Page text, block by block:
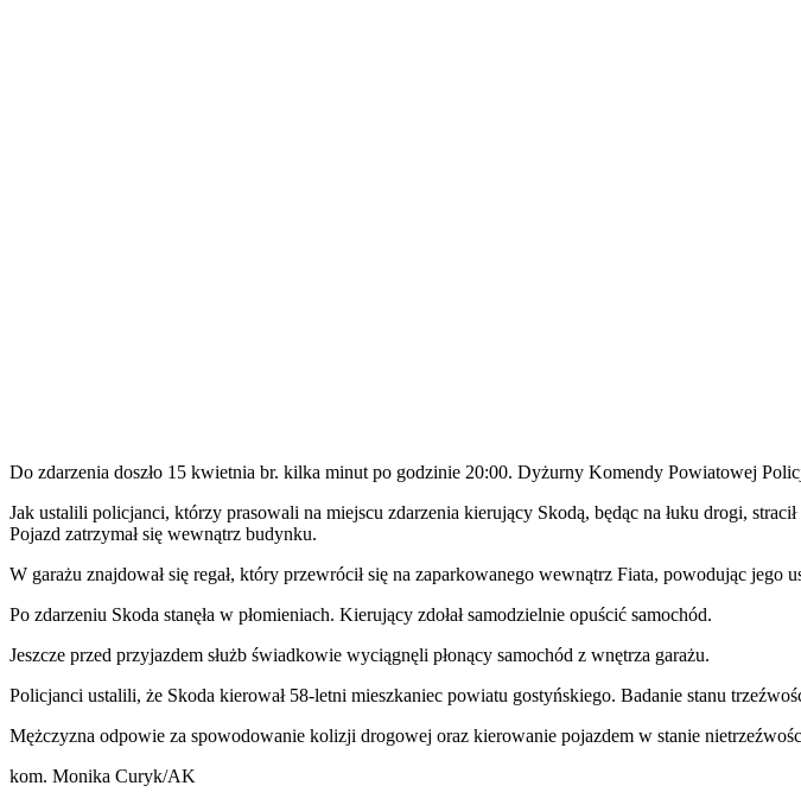
Do zdarzenia doszło 15 kwietnia br. kilka minut po godzinie 20:00. Dyżurny Komendy Powiatowej
Jak ustalili policjanci, którzy prasowali na miejscu zdarzenia kierujący Skodą, będąc na łuku drogi,
Pojazd zatrzymał się wewnątrz budynku.
W garażu znajdował się regał, który przewrócił się na zaparkowanego wewnątrz Fiata, powodując jego
Po zdarzeniu Skoda stanęła w płomieniach. Kierujący zdołał samodzielnie opuścić samochód.
Jeszcze przed przyjazdem służb świadkowie wyciągnęli płonący samochód z wnętrza garażu.
Policjanci ustalili, że Skoda kierował 58-letni mieszkaniec powiatu gostyńskiego. Badanie stanu
Mężczyzna odpowie za spowodowanie kolizji drogowej oraz kierowanie pojazdem w stanie
kom. Monika Curyk/AK